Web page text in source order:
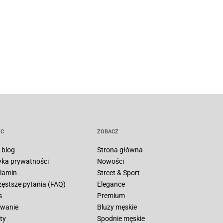
blog
prywatności
pytania (FAQ)
ZOBACZ
Strona główna
Nowości
Street & Sport
Elegance
Premium
Bluzy męskie
Spodnie męskie